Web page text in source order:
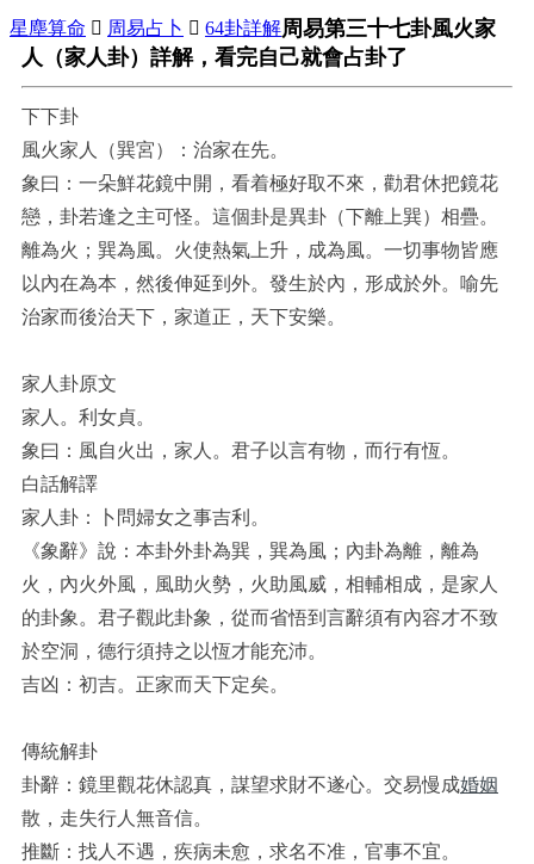
星塵算命  周易占卜  64卦詳解周易第三十七卦風火家
人（家人卦）詳解，看完自己就會占卦了
下下卦
風火家人（巽宮）：治家在先。
象曰：一朵鮮花鏡中開，看着極好取不來，勸君休把鏡花
戀，卦若逢之主可怪。這個卦是異卦（下離上巽）相疊。
離為火；巽為風。火使熱氣上升，成為風。一切事物皆應
以內在為本，然後伸延到外。發生於內，形成於外。喻先
治家而後治天下，家道正，天下安樂。
家人卦原文
家人。利女貞。
象曰：風自火出，家人。君子以言有物，而行有恆。
白話解譯
家人卦：卜問婦女之事吉利。
《象辭》說：本卦外卦為巽，巽為風；內卦為離，離為
火，內火外風，風助火勢，火助風威，相輔相成，是家人
的卦象。君子觀此卦象，從而省悟到言辭須有內容才不致
於空洞，德行須持之以恆才能充沛。
吉凶：初吉。正家而天下定矣。
傳統解卦
卦辭：鏡里觀花休認真，謀望求財不遂心。交易慢成婚姻
散，走失行人無音信。
推斷：找人不遇，疾病未愈，求名不准，官事不宜。